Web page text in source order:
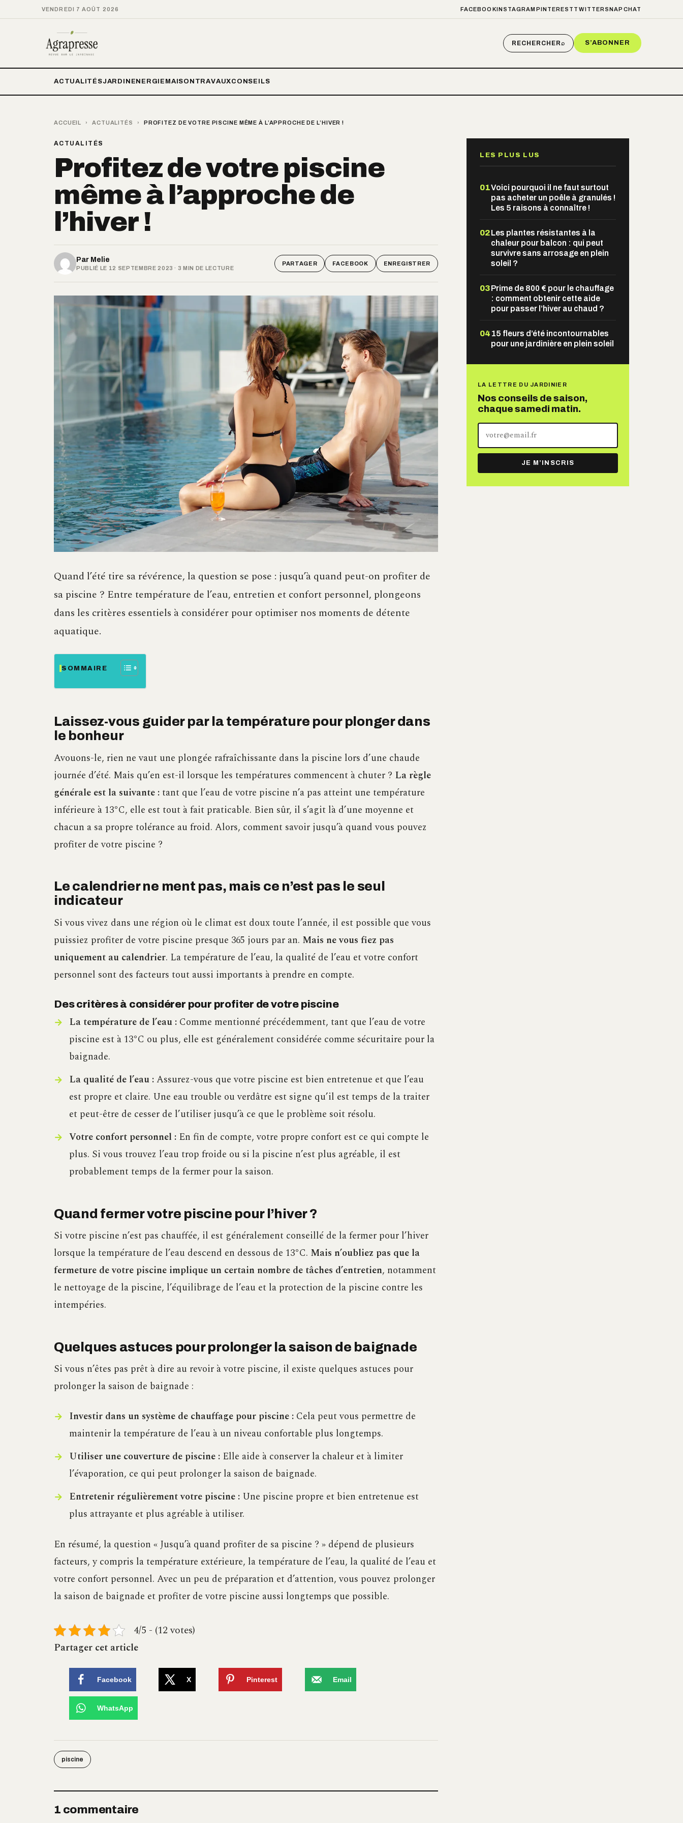
VENDREDI 7 AOÛT 2026 FACEBOOKINSTAGRAM PINTEREST TWITTER SNAPCHAT
RECHERCHER⌕ S’ABONNER
ACTUALITÉSJARDIN ENERGIE MAISON TRAVAUXCONSEILS
ACCUEIL › ACTUALITÉS › PROFITEZ DE VOTRE PISCINE MÊME À L’APPROCHE DE L’HIVER !
ACTUALITÉS
Profitez de votre piscine
même à l’approche de
l’hiver !
Par Melie
PUBLIÉ LE 12 SEPTEMBRE 2023 · 3 MIN DE LECTURE
PARTAGER FACEBOOK ENREGISTRER
Quand l’été tire sa révérence, la question se pose : jusqu’à quand peut-on profiter de
sa piscine ? Entre température de l’eau, entretien et confort personnel, plongeons
dans les critères essentiels à considérer pour optimiser nos moments de détente
aquatique.
SOMMAIRE
Laissez-vous guider par la température pour plonger dans
le bonheur
Avouons-le, rien ne vaut une plongée rafraîchissante dans la piscine lors d’une chaude
journée d’été. Mais qu’en est-il lorsque les températures commencent à chuter ? La règle
générale est la suivante :tant que l’eau de votre piscine n’a pas atteint une température
inférieure à 13°C, elle est tout à fait praticable. Bien sûr, il s’agit là d’une moyenne et
chacun a sa propre tolérance au froid. Alors, comment savoir jusqu’à quand vous pouvez
profiter de votre piscine ?
Le calendrier ne ment pas, mais ce n’est pas le seul
indicateur
Si vous vivez dans une région où le climat est doux toute l’année, il est possible que vous
puissiez profiter de votre piscine presque 365 jours par an. Mais ne vous fiez pas
uniquement au calendrier. La température de l’eau, la qualité de l’eau et votre confort
personnel sont des facteurs tout aussi importants à prendre en compte.
Des critères à considérer pour profiter de votre piscine
La température de l’eau :Comme mentionné précédemment, tant que l’eau de votre
piscine est à 13°C ou plus, elle est généralement considérée comme sécuritaire pour la
baignade.
La qualité de l’eau :Assurez-vous que votre piscine est bien entretenue et que l’eau
est propre et claire. Une eau trouble ou verdâtre est signe qu’il est temps de la traiter
et peut-être de cesser de l’utiliser jusqu’à ce que le problème soit résolu.
Votre confort personnel :En fin de compte, votre propre confort est ce qui compte le
plus. Si vous trouvez l’eau trop froide ou si la piscine n’est plus agréable, il est
probablement temps de la fermer pour la saison.
Quand fermer votre piscine pour l’hiver ?
Si votre piscine n’est pas chauffée, il est généralement conseillé de la fermer pour l’hiver
lorsque la température de l’eau descend en dessous de 13°C. Mais n’oubliez pas que la
fermeture de votre piscine implique un certain nombre de tâches d’entretien, notamment
le nettoyage de la piscine, l’équilibrage de l’eau et la protection de la piscine contre les
intempéries.
Quelques astuces pour prolonger la saison de baignade
Si vous n’êtes pas prêt à dire au revoir à votre piscine, il existe quelques astuces pour
prolonger la saison de baignade :
Investir dans un système de chauffage pour piscine :Cela peut vous permettre de
maintenir la température de l’eau à un niveau confortable plus longtemps.
Utiliser une couverture de piscine :Elle aide à conserver la chaleur et à limiter
l’évaporation, ce qui peut prolonger la saison de baignade.
Entretenir régulièrement votre piscine :Une piscine propre et bien entretenue est
plus attrayante et plus agréable à utiliser.
En résumé, la question « Jusqu’à quand profiter de sa piscine ? » dépend de plusieurs
facteurs, y compris la température extérieure, la température de l’eau, la qualité de l’eau et
votre confort personnel. Avec un peu de préparation et d’attention, vous pouvez prolonger
la saison de baignade et profiter de votre piscine aussi longtemps que possible.
4/5 - (12 votes)
Partager cet article
Facebook X Pinterest Email
WhatsApp
piscine
1 commentaire
LES PLUS LUS
01Voici pourquoi il ne faut surtout
pas acheter un poêle à granulés !
Les 5 raisons à connaître !
02Les plantes résistantes à la
chaleur pour balcon : qui peut
survivre sans arrosage en plein
soleil ?
03Prime de 800 € pour le chauffage
: comment obtenir cette aide
pour passer l’hiver au chaud ?
04 15 fleurs d’été incontournables
pour une jardinière en plein soleil
LA LETTRE DU JARDINIER
Nos conseils de saison,
chaque samedi matin.
adresse
mail
JE M’INSCRIS